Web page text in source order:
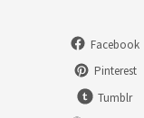
Facebook
Pinterest
Tumblr